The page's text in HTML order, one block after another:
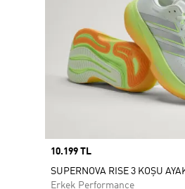
Price
10.199 TL
SUPERNOVA RISE 3 KOŞU
Erkek Performance